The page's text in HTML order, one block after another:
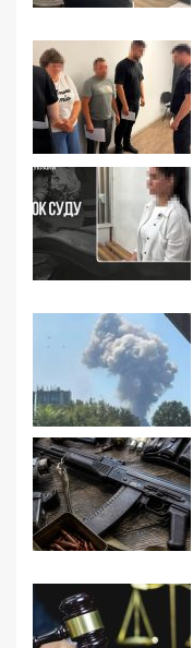
13/12/2018 - 2:15
Заммэра
продегустировал
которой
дороги: видео